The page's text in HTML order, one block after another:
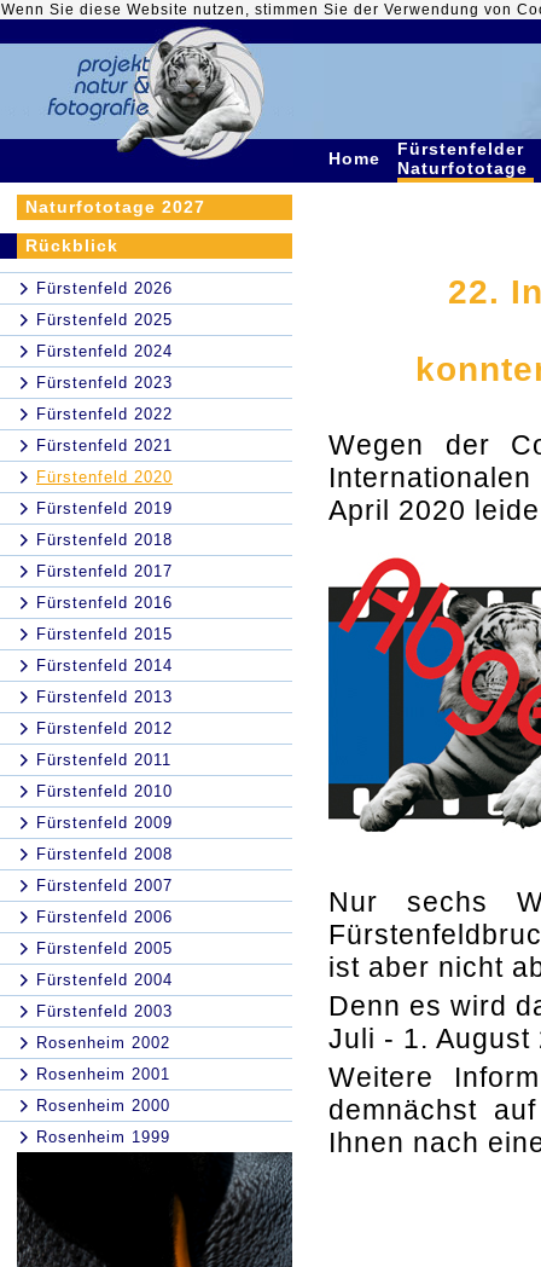
Wenn Sie diese Website nutzen, stimmen Sie der Verwendung von
Home
Fürstenfelder
Naturfototage
Naturfototage 2027
Rückblick
Fürstenfeld 2026
Fürstenfeld 2025
Fürstenfeld 2024
Fürstenfeld 2023
Fürstenfeld 2022
Fürstenfeld 2021
Fürstenfeld 2020
Fürstenfeld 2019
Fürstenfeld 2018
Fürstenfeld 2017
Fürstenfeld 2016
Fürstenfeld 2015
Fürstenfeld 2014
Fürstenfeld 2013
Fürstenfeld 2012
Fürstenfeld 2011
Fürstenfeld 2010
Fürstenfeld 2009
Fürstenfeld 2008
Fürstenfeld 2007
Fürstenfeld 2006
Fürstenfeld 2005
Fürstenfeld 2004
Fürstenfeld 2003
Rosenheim 2002
Rosenheim 2001
Rosenheim 2000
Rosenheim 1999
22.
Wegen der
April 2020
Nur sechs
ist aber nicht
Denn es wird
Juli - 1. August
Weitere
demnächst
Ihnen nach